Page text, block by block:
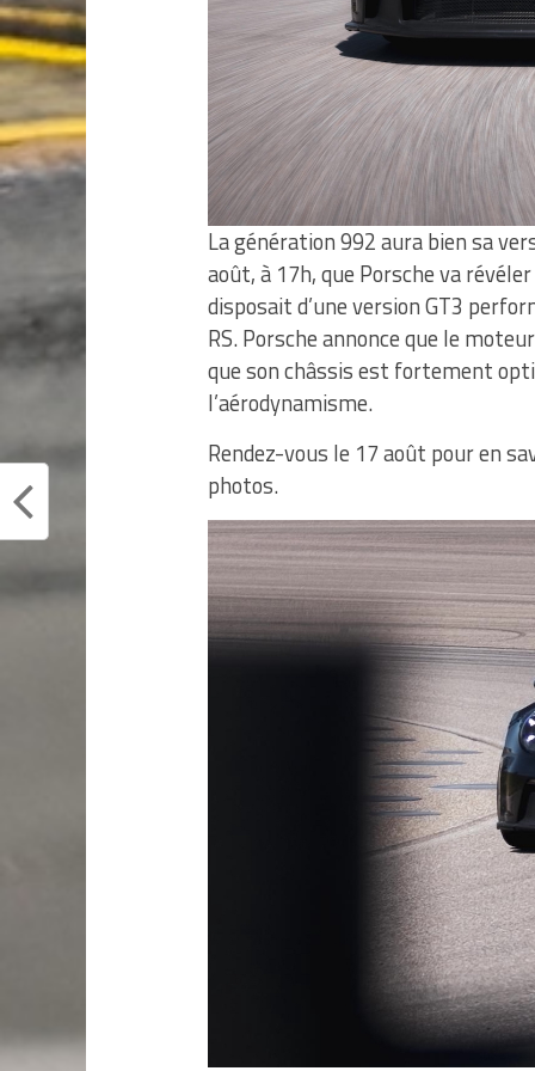
La génération 992 aura bien sa
août, à 17h, que Porsche va
disposait d’une version GT3
RS. Porsche annonce que le
que son châssis est fortement
l’aérodynamisme.
Rendez-vous le 17 août pour en
photos.